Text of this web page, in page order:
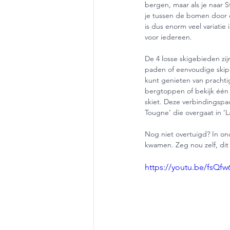
bergen, maar als je naar
je tussen de bomen
is dus enorm veel
voor iedereen.
De 4 losse skigebieden
paden of eenvoudige
kunt genieten van
bergtoppen of bekijk
skiet. Deze
Tougne’ die overgaat in
Nog niet overtuigd? In
kwamen. Zeg nou zelf,
https://youtu.be/